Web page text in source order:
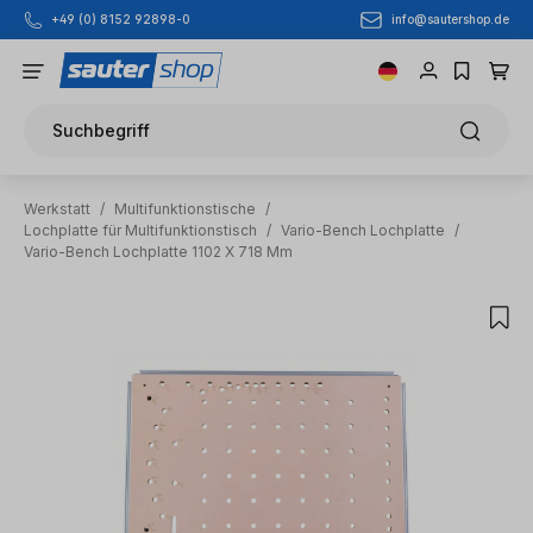
Zum Hauptinhalt springen
+49 (0) 8152 92898-0 info@sautershop.de
Suchbegriff
Werkstatt / Multifunktionstische
/
Lochplatte für Multifunktionstisch
/ Vario-Bench Lochplatte
/
Vario-Bench Lochplatte 1102 X 718 Mm